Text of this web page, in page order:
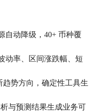
自动降级，40+ 币种覆
动率、区间涨跌幅、短
势方向，确定性工具生
与预测结果生成业务可